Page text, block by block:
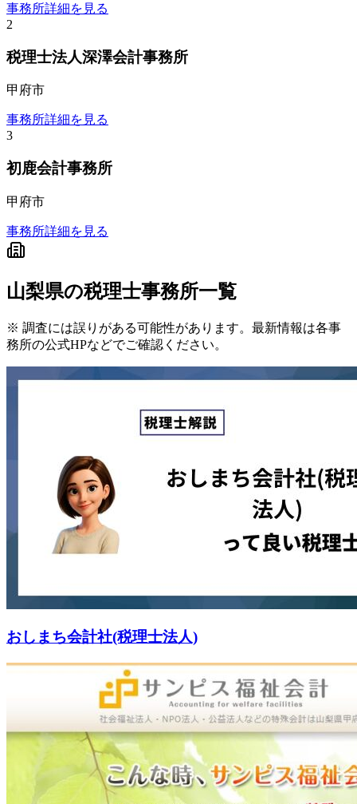
事務所詳細を見る
2
税理士法人深澤会計事務所
甲府市
事務所詳細を見る
3
初鹿会計事務所
甲府市
事務所詳細を見る
山梨県の税理士事務所一覧
※ 調査には誤りがある可能性があります。最新情報は各事
務所の公式HPなどでご確認ください。
おしまち会計社(税理士法人)